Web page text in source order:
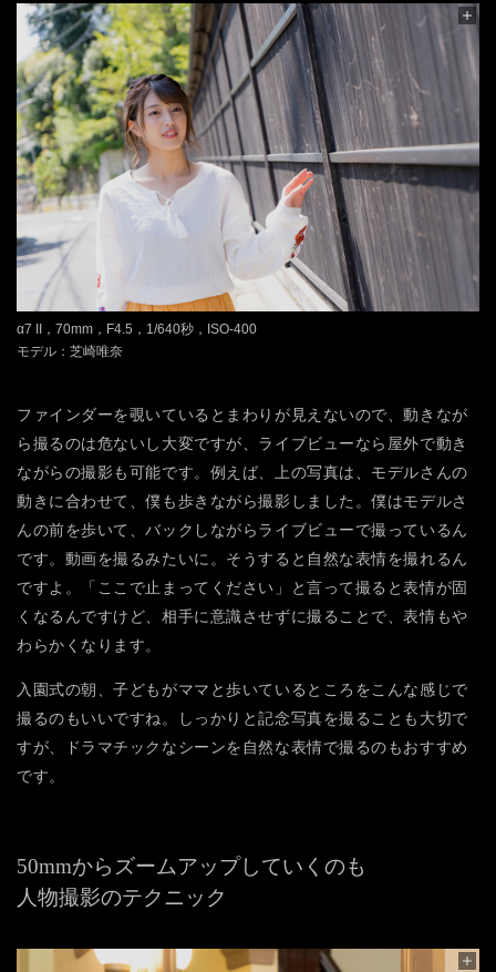
α7 II，70mm，F4.5，1/640秒，ISO-400
モデル：芝崎唯奈
ファインダーを覗いているとまわりが見えないので、動きなが
ら撮るのは危ないし大変ですが、ライブビューなら屋外で動き
ながらの撮影も可能です。例えば、上の写真は、モデルさんの
動きに合わせて、僕も歩きながら撮影しました。僕はモデルさ
んの前を歩いて、バックしながらライブビューで撮っているん
です。動画を撮るみたいに。そうすると自然な表情を撮れるん
ですよ。「ここで止まってください」と言って撮ると表情が固
くなるんですけど、相手に意識させずに撮ることで、表情もや
わらかくなります。
入園式の朝、子どもがママと歩いているところをこんな感じで
撮るのもいいですね。しっかりと記念写真を撮ることも大切で
すが、ドラマチックなシーンを自然な表情で撮るのもおすすめ
です。
50mmからズームアップしていくのも
人物撮影のテクニック